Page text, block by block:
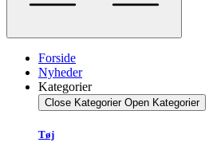
Forside
Nyheder
Kategorier
Close Kategorier Open Kategorier
Tøj